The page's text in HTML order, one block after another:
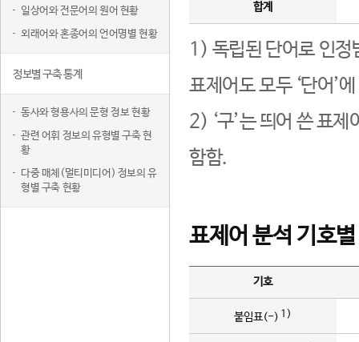
일상어와 전문어의 원어 현황
외래어와 혼종어의 언어명별 현황
정보별 구축 통계
동사와 형용사의 문형 정보 현황
관련 어휘 정보의 유형별 구축 현
황
다중 매체(멀티미디어) 정보의 유
형별 구축 현황
합계
1) 독립된 단어로 인정
표제어도 모두 ‘단어’
2) ‘구’는 띄어 쓴 표
함함.
표제어 분석 기호
기호
붙임표(-) 1)